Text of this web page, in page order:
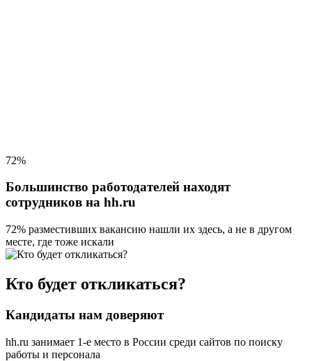
72%
Большинство работодателей находят
сотрудников на hh.ru
72% разместивших вакансию нашли их здесь, а не в другом
месте, где тоже искали
Кто будет откликаться?
Кандидаты нам доверяют
hh.ru занимает 1-е место в России среди сайтов по поиску
работы и персонала